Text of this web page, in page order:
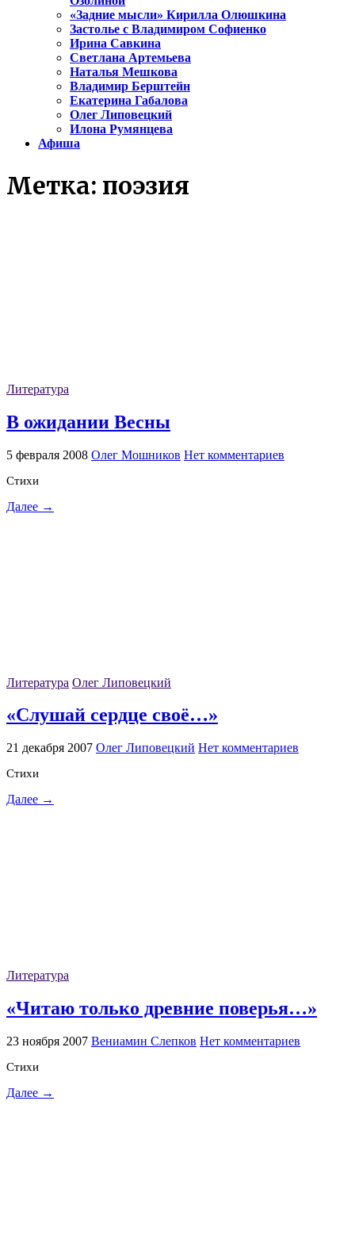
«Задние мысли» Кирилла Олюшкина
Застолье с Владимиром Софиенко
Ирина Савкина
Светлана Артемьева
Наталья Мешкова
Владимир Берштейн
Екатерина Габалова
Олег Липовецкий
Илона Румянцева
Афиша
Метка: поэзия
Литература
В ожидании Весны
5 февраля 2008 Олег Мошников Нет комментариев
Стихи
Далее →
Литература Олег Липовецкий
«Слушай сердце своё…»
21 декабря 2007 Олег Липовецкий Нет комментариев
Стихи
Далее →
Литература
«Читаю только древние поверья…»
23 ноября 2007 Вениамин Слепков Нет комментариев
Стихи
Далее →